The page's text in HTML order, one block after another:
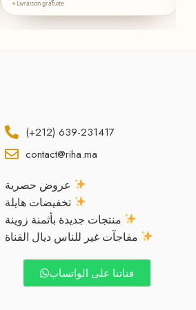
Livraison gratuite
(+212) 639-231417
contact@riha.ma
عروض حصرية
تخفيضات هايلة
منتجات جديدة بأثمنة زوينة
مفاجآت غير للناس ديال القناة
قناتنا على الواتساب